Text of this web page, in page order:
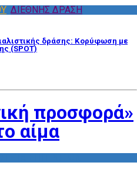
ΔΙΕΘΝΗΣ ΔΡΑΣΗ
δράσης: Κορύφωση με
(SPOT)
προσφορά»
αίμα